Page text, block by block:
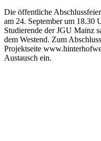
Die öffentliche
am 24. September um 18.30
Studierende der JGU Mainz
dem Westend. Zum
Projektseite
Austausch ein.